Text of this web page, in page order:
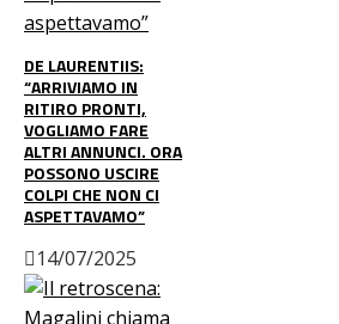
DE LAURENTIIS:
“ARRIVIAMO IN
RITIRO PRONTI,
VOGLIAMO FARE
ALTRI ANNUNCI. ORA
POSSONO USCIRE
COLPI CHE NON CI
ASPETTAVAMO”
14/07/2025